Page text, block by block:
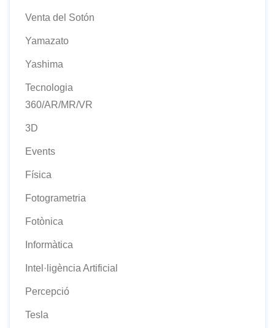
Venta del Sotón
Yamazato
Yashima
Tecnologia
360/AR/MR/VR
3D
Events
Física
Fotogrametria
Fotònica
Informàtica
Intel·ligència Artificial
Percepció
Tesla